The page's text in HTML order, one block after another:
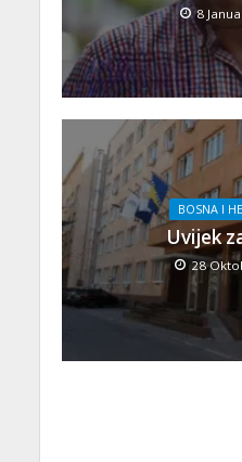
8
BOSNA I
Uvijek
28